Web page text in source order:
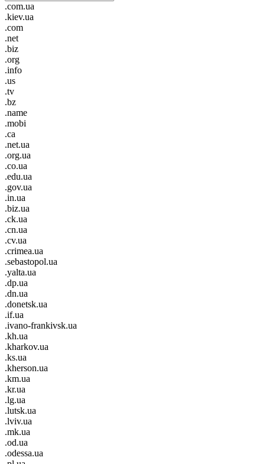
.com.ua
.kiev.ua
.com
.net
.biz
.org
.info
.us
.tv
.bz
.name
.mobi
.ca
.net.ua
.org.ua
.co.ua
.edu.ua
.gov.ua
.in.ua
.biz.ua
.ck.ua
.cn.ua
.cv.ua
.crimea.ua
.sebastopol.ua
.yalta.ua
.dp.ua
.dn.ua
.donetsk.ua
.if.ua
.ivano-frankivsk.ua
.kh.ua
.kharkov.ua
.ks.ua
.kherson.ua
.km.ua
.kr.ua
.lg.ua
.lutsk.ua
.lviv.ua
.mk.ua
.od.ua
.odessa.ua